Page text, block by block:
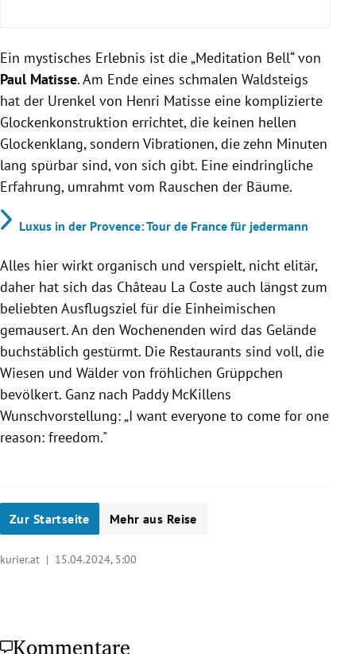
Kunst:
Damien Hirst
Essen:
coste.com
Ein mystisches Erlebnis ist die „Meditation Bell“ von
Paul Matisse. Am Ende eines schmalen Waldsteigs
hat der Urenkel von Henri Matisse eine komplizierte
Glockenkonstruktion errichtet, die keinen hellen
Glockenklang, sondern Vibrationen, die zehn Minuten
lang spürbar sind, von sich gibt. Eine eindringliche
Erfahrung, umrahmt vom Rauschen der Bäume.
Luxus in der Provence: Tour de France für jedermann
Alles hier wirkt organisch und verspielt, nicht elitär,
daher hat sich das Château La Coste auch längst zum
beliebten Ausflugsziel für die Einheimischen
gemausert. An den Wochenenden wird das Gelände
buchstäblich gestürmt. Die Restaurants sind voll, die
Wiesen und Wälder von fröhlichen Grüppchen
bevölkert. Ganz nach Paddy McKillens
Wunschvorstellung: „I want everyone to come for one
reason: freedom."
Zur Startseite Mehr aus Reise
kurier.at | 15.04.2024, 5:00
Kommentare